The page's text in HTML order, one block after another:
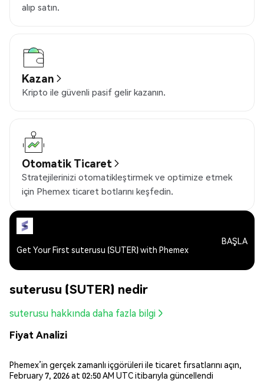
alıp satın.
Kazan
Kripto ile güvenli pasif gelir kazanın.
Otomatik Ticaret
Stratejilerinizi otomatikleştirmek ve optimize etmek
için Phemex ticaret botlarını keşfedin.
Get Your First suterusu (SUTER) with Phemex
BAŞLA
suterusu (SUTER) nedir
suterusu hakkında daha fazla bilgi
Fiyat Analizi
Phemex’in gerçek zamanlı içgörüleri ile ticaret fırsatlarını açın,
February 7, 2026 at 02:50 AM UTC itibarıyla güncellendi